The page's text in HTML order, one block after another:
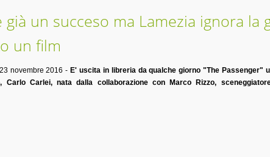
già un succeso ma Lamezia ignora la
un film
novembre 2016 - E' uscita in libreria da qualche giorno "The Passenger"
Carlo Carlei, nata dalla collaborazione con Marco Rizzo,